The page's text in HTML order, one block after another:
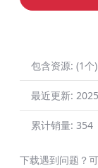
包含资源: (1个)
最近更新:
累计销量: 354
下载遇到问题？